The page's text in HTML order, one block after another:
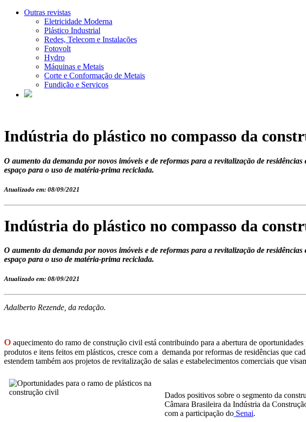
Outras revistas
Eletricidade Moderna
Plástico Industrial
Redes, Telecom e Instalações
Fotovolt
Hydro
Máquinas e Metais
Corte e Conformação de Metais
Fundição e Serviços
Indústria do plástico no compasso da
O aumento da demanda por novos imóveis e de reformas para a revitalização de
espaço para o uso de matéria-prima reciclada.
Atualizado em: 08/09/2021
Indústria do plástico no compasso da
O aumento da demanda por novos imóveis e de reformas para a revitalização de
espaço para o uso de matéria-prima reciclada.
Atualizado em: 08/09/2021
Adalberto Rezende, da redação.
O aquecimento do ramo de construção civil está contribuindo para a abertura de oportunidades
produtos e itens feitos em plásticos, cresce com a demanda por reformas de residências que
estendem também aos projetos de revitalização de salas e estabelecimentos comerciais que
Dados positivos sobre o segmento da
Câmara Brasileira da Indústria da
com a participação do Senai.